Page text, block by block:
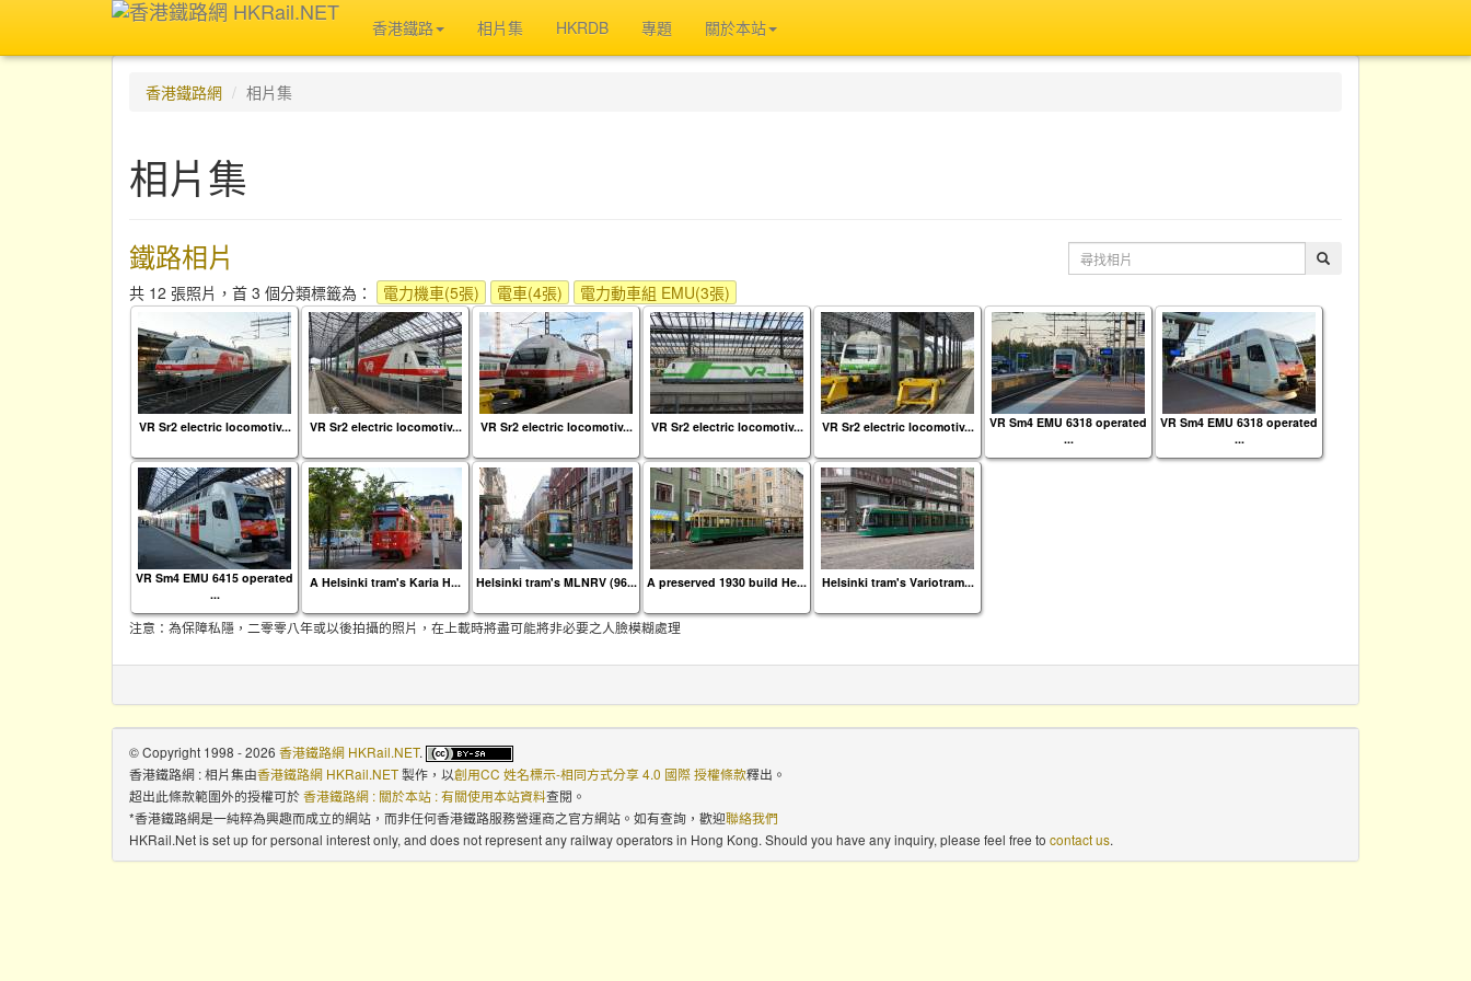
香港鐵路 相片集 HKRDB 專題 關於本站
香港鐵路網 相片集
相片集
鐵路相片
共 12 張照片，首 3 個分類標籤為： 電力機車(5張) 電車(4張) 電力動車組 EMU(3張)
VR Sr2 electric locomotiv... VR Sr2 electric locomotiv... VR Sr2 electric locomotiv... VR Sr2 electric locomotiv... VR Sr2 electric locomotiv...
VR Sm4 EMU 6318 operated
...
VR Sm4 EMU 6318 operated
...
VR Sm4 EMU 6415 operated
...
A Helsinki tram's Karia H... Helsinki tram's MLNRV (96... A preserved 1930 build He... Helsinki tram's Variotram...
注意：為保障私隱，二零零八年或以後拍攝的照片，在上載時將盡可能將非必要之人臉模糊處理
© Copyright 1998 - 2026 香港鐵路網 HKRail.NET.
香港鐵路網 : 相片集由香港鐵路網 HKRail.NET製作，以創用CC 姓名標示-相同方式分享 4.0 國際 授權條款釋出。
超出此條款範圍外的授權可於香港鐵路網 : 關於本站 : 有關使用本站資料查閱。
*香港鐵路網是一純粹為興趣而成立的網站，而非任何香港鐵路服務營運商之官方網站。如有查詢，歡迎聯絡我們
HKRail.Net is set up for personal interest only, and does not represent any railway operators in Hong Kong. Should you have any inquiry, please feel free to contact us.